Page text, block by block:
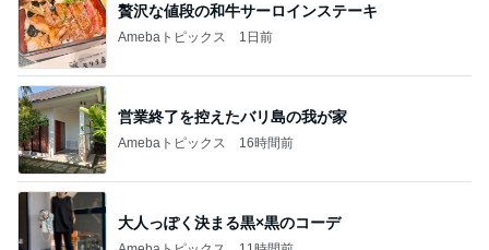
贅沢な値段の和牛サーロインステーキ
Amebaトピックス 1日前
営業終了を控えたバリ島の我が家
Amebaトピックス 16時間前
大人っぽく決まる黒×黒のコーデ